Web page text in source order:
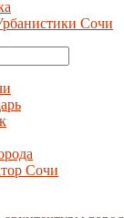
Сочи
Сочи